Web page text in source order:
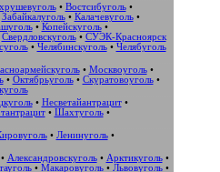
• Востсибуголь•
Забайкалуголь• Калачевуголь•
• Копейскуголь•
Свердловскуголь• СУЭК-Красноярск
• Челябинскуголь• Челябуголь
• Москвоуголь•
• Октябрьуголь• Скуратовоуголь•
• Несветайантрацит•
• Шахтуголь•
• Ленинуголь•
Александровскуголь• Арктикуголь•
• Макаровуголь• Львовуголь•